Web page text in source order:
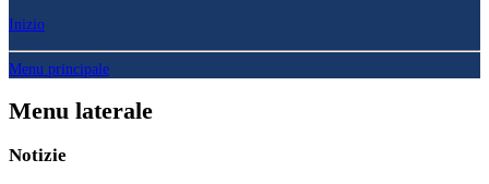
Inizio
Menu principale
Menu laterale
Notizie